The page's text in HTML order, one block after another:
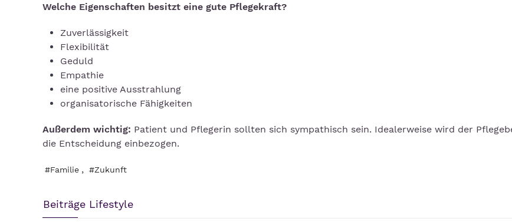
Welche Eigenschaften besitzt eine gute Pflegekraft?
Zuverlässigkeit
Flexibilität
Geduld
Empathie
eine positive Ausstrahlung
organisatorische Fähigkeiten
Außerdem wichtig: Patient und Pflegerin sollten sich sympathisch sein. Idealerweise wird der
die Entscheidung einbezogen.
#Familie , #Zukunft
Beiträge Lifestyle